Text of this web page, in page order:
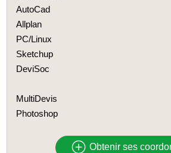
AutoCad
Allplan
PC/Linux
Sketchup
DeviSoc
MultiDevis
Photoshop
Obtenir ses